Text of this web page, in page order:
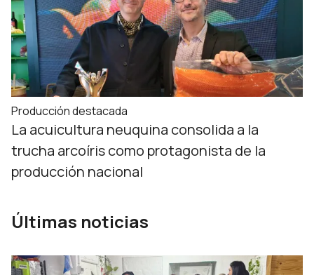
Producción destacada
La acuicultura neuquina consolida a la
trucha arcoíris como protagonista de la
producción nacional
Últimas noticias